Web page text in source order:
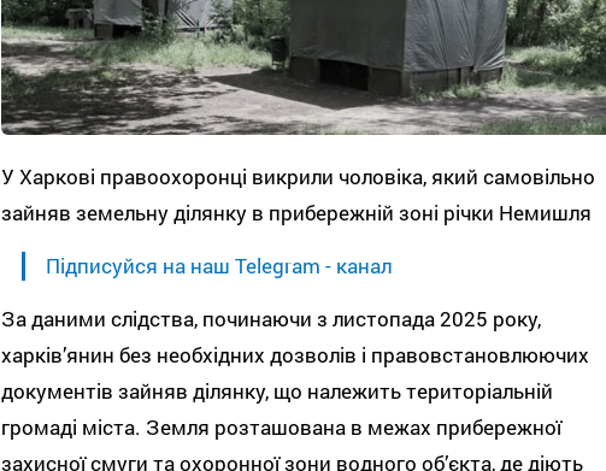
У Харкові правоохоронці викрили чоловіка, який самовільно
зайняв земельну ділянку в прибережній зоні річки Немишля
Підписуйся на наш Telegram - канал
За даними слідства, починаючи з листопада 2025 року,
харків’янин без необхідних дозволів і правовстановлюючих
документів зайняв ділянку, що належить територіальній
громаді міста. Земля розташована в межах прибережної
захисної смуги та охоронної зони водного об’єкта, де діють